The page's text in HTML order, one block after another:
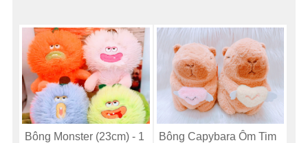
Bông Monster (23cm) - 1
Bông Capybara Ôm Tim